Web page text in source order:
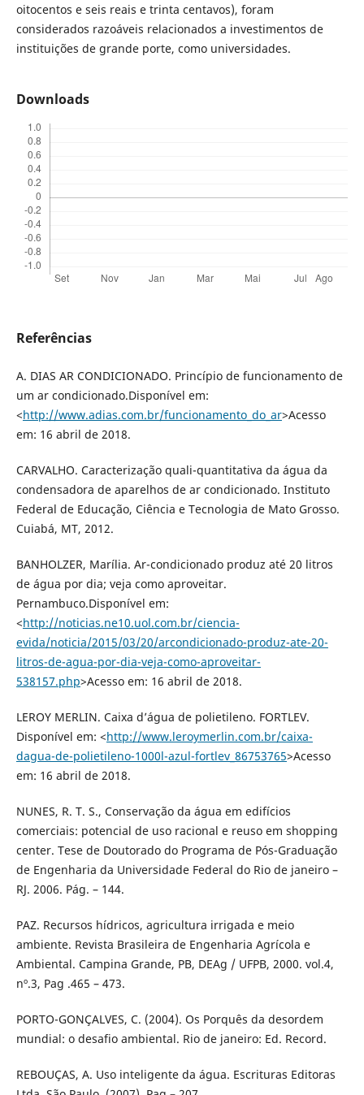
oitocentos e seis reais e trinta centavos), foram
considerados razoáveis relacionados a investimentos de
instituições de grande porte, como universidades.
Downloads
Referências
A. DIAS AR CONDICIONADO. Princípio de funcionamento de
um ar condicionado.Disponível em:
<http://www.adias.com.br/funcionamento_do_ar>Acesso
em: 16 abril de 2018.
CARVALHO. Caracterização quali-quantitativa da água da
condensadora de aparelhos de ar condicionado. Instituto
Federal de Educação, Ciência e Tecnologia de Mato Grosso.
Cuiabá, MT, 2012.
BANHOLZER, Marília. Ar-condicionado produz até 20 litros
de água por dia; veja como aproveitar.
Pernambuco.Disponível em:
<http://noticias.ne10.uol.com.br/ciencia-
evida/noticia/2015/03/20/arcondicionado-produz-ate-20-
litros-de-agua-por-dia-veja-como-aproveitar-
538157.php>Acesso em: 16 abril de 2018.
LEROY MERLIN. Caixa d’água de polietileno. FORTLEV.
Disponível em: <http://www.leroymerlin.com.br/caixa-
dagua-de-polietileno-1000l-azul-fortlev_86753765>Acesso
em: 16 abril de 2018.
NUNES, R. T. S., Conservação da água em edifícios
comerciais: potencial de uso racional e reuso em shopping
center. Tese de Doutorado do Programa de Pós-Graduação
de Engenharia da Universidade Federal do Rio de janeiro –
RJ. 2006. Pág. – 144.
PAZ. Recursos hídricos, agricultura irrigada e meio
ambiente. Revista Brasileira de Engenharia Agrícola e
Ambiental. Campina Grande, PB, DEAg / UFPB, 2000. vol.4,
nº.3, Pag .465 – 473.
PORTO-GONÇALVES, C. (2004). Os Porquês da desordem
mundial: o desafio ambiental. Rio de janeiro: Ed. Record.
REBOUÇAS, A. Uso inteligente da água. Escrituras Editoras